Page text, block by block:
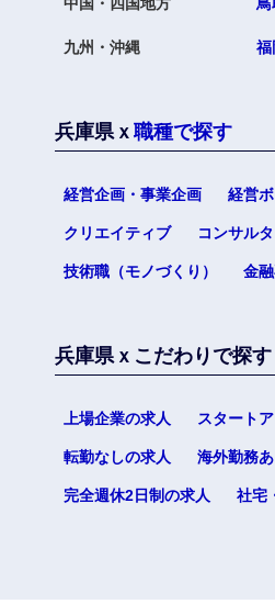
九州・沖縄 福
兵庫県ｘ 職種で探す
経営企画・事業企画 経営
クリエイティブ コンサル
技術職（モノづくり） 金
兵庫県ｘこだわりで探す
上場企業の求人 スタート
転勤なしの求人 海外勤務
完全週休2日制の求人 社宅